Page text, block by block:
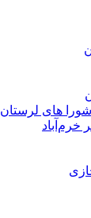
شورا های لرستان
خرم‌آباد